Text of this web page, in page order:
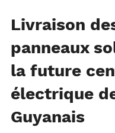
14 nov. 2024
Livraison
panneaux
la future